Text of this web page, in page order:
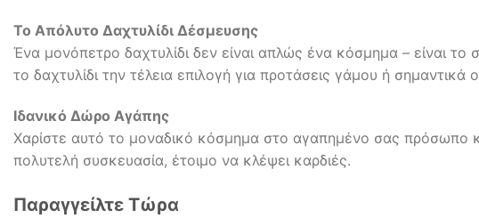
Το Απόλυτο Δαχτυλίδι Δέσμευσης
Ένα μονόπετρο δαχτυλίδι δεν είναι απλώς ένα κόσμημα – είναι
το δαχτυλίδι την τέλεια επιλογή για προτάσεις γάμου ή σημαντικά
Ιδανικό Δώρο Αγάπης
Χαρίστε αυτό το μοναδικό κόσμημα στο αγαπημένο σας πρόσωπο
πολυτελή συσκευασία, έτοιμο να κλέψει καρδιές.
Παραγγείλτε Τώρα